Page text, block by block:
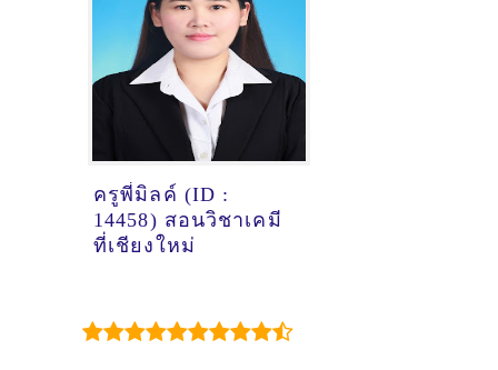
ครูพี่มิลค์ (ID :
14458) สอนวิชาเคมี
ที่เชียงใหม่